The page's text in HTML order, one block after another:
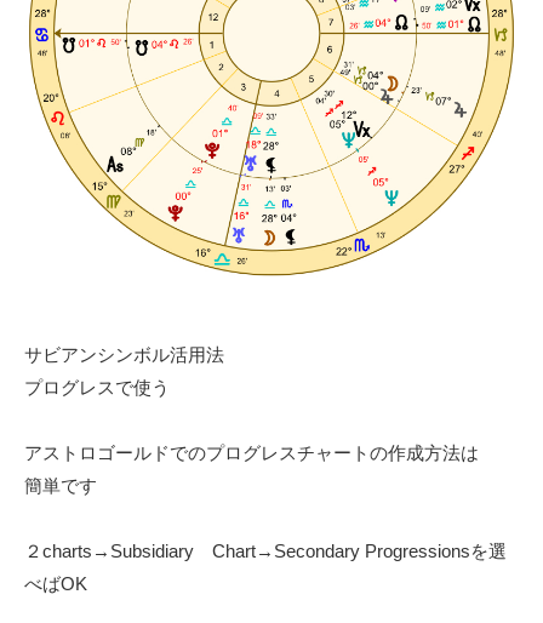
サビアンシンボル活用法
プログレスで使う
アストロゴールドでのプログレスチャートの作成方法は
簡単です
２charts→Subsidiary Chart→Secondary Progressionsを選
べばOK